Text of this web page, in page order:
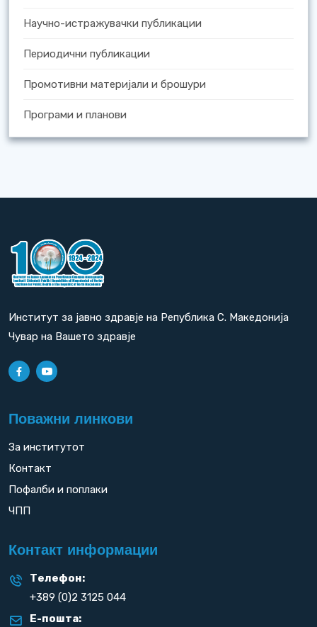
Научно-истражувачки публикации
Периодични публикации
Промотивни материјали и брошури
Програми и планови
Институт за јавно здравје на Република С. Македонија
Чувар на Вашето здравје
Поважни линкови
За институтот
Контакт
Пофалби и поплаки
ЧПП
Контакт информации
Телефон:
+389 (0)2 3125 044
Е-пошта: